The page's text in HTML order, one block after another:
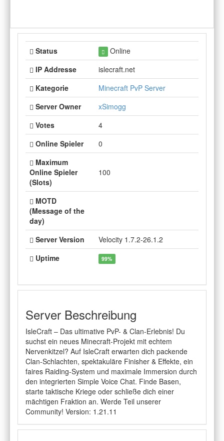
Status
Online
IP Addresse
islecraft.net
Kategorie
Minecraft PvP Server
Server Owner
xSimogg
Votes
4
Online Spieler
0
Maximum
Online Spieler
(Slots)
100
MOTD
(Message of the
day)
Server Version
Velocity 1.7.2-26.1.2
Uptime
99%
Server Beschreibung
IsleCraft – Das ultimative PvP- & Clan-Erlebnis! Du
suchst ein neues Minecraft-Projekt mit echtem
Nervenkitzel? Auf IsleCraft erwarten dich packende
Clan-Schlachten, spektakuläre Finisher & Effekte, ein
faires Raiding-System und maximale Immersion durch
den integrierten Simple Voice Chat. Finde Basen,
starte taktische Kriege oder schließe dich einer
mächtigen Fraktion an. Werde Teil unserer
Community! Version: 1.21.11